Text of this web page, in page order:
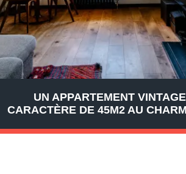
UN APPARTEMENT
CARACTÈRE DE 45M2 AU